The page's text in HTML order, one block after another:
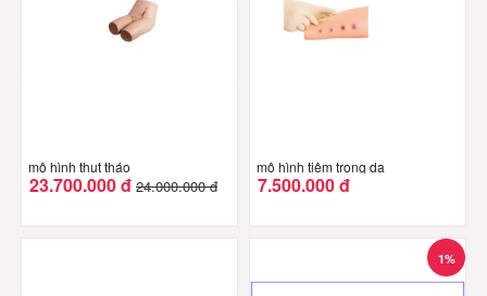
mô hình thụt tháo
23.700.000 đ 24.000.000 đ
mô hình tiêm trong da
7.500.000 đ
1%